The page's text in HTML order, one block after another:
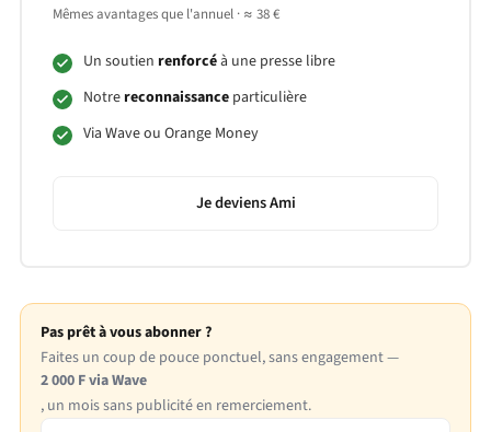
Mêmes avantages que l'annuel · ≈ 38 €
Un soutien renforcéà une presse libre
Notre reconnaissance particulière
Via Wave ou Orange Money
Je deviens Ami
Pas prêt à vous abonner ?
Faites un coup de pouce ponctuel, sans engagement —
2 000 F via Wave
, un mois sans publicité en remerciement.